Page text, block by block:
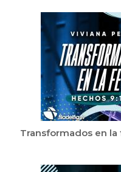
Transformados en la